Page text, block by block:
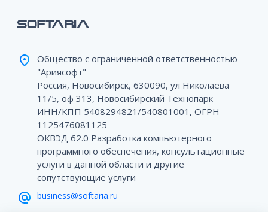
Общество с ограниченной ответственностью
"Ариясофт"
Россия, Новосибирск, 630090, ул Николаева
11/5, оф 313, Новосибирский Технопарк
ИНН/КПП 5408294821/540801001, ОГРН
1125476081125
ОКВЭД 62.0 Разработка компьютерного
программного обеспечения, консультационные
услуги в данной области и другие
сопутствующие услуги
business@softaria.ru